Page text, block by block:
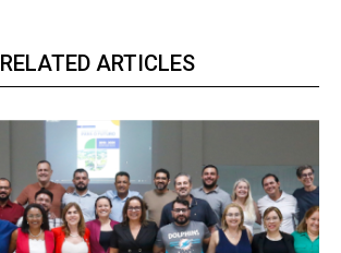
RELATED ARTICLES